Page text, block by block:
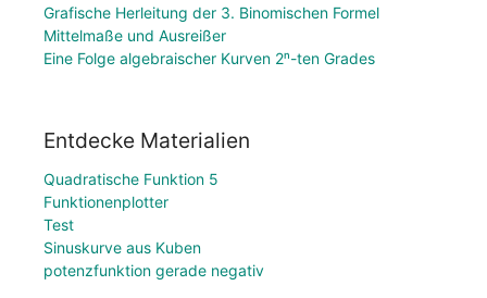
Grafische Herleitung der 3. Binomischen Formel
Mittelmaße und Ausreißer
Eine Folge algebraischer Kurven 2ⁿ-ten Grades
Entdecke Materialien
Quadratische Funktion 5
Funktionenplotter
Test
Sinuskurve aus Kuben
potenzfunktion gerade negativ